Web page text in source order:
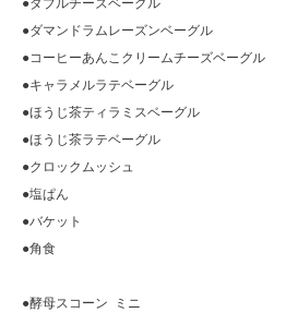
●ダブルチーズベーグル
●ダマンドラムレーズンベーグル
●コーヒーあんこクリームチーズベーグル
●キャラメルラテベーグル
●ほうじ茶ティラミスベーグル
●ほうじ茶ラテベーグル
●クロックムッシュ
●塩ぱん
●バケット
●角食
●酵母スコーン ミニ